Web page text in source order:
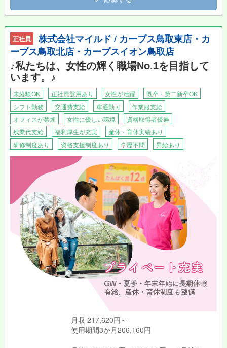
度指数調査）フィットネスクラブ部門」）
★カーブスで働く魅力★
\カーブスのおすすめポイント/
やっぱり運動が好き。運動・健康にかかわりたい。 だけどプラ
イベートも大事にしたい。カーブスなら両立できます！
★こんな方にお勧め★
・お話するのが好きな方
・人の役に立てる仕事がしたい方
・体を動かすのが好きな方
★自分で考え、行動する力が身につきます！★
「カーブス鳥取東店」「カーブス鳥取北店」「カーブスイオン鳥
取店」を運営するのは、株式会社マイルド。当社では、日々の業
務や研修会を通じて、全スタッフに自分で考え行動する力をみに
つけ、地域に貢献できる人材を育成したいと考えています。
人々が運動を通して病気へのリスクを減らすことが出来れば、地
域の方々がもっと元気になれる、そんなやりがいたっぷりのお仕
事です。
正社員
株式会社マイルド / カーブス鳥取東店・カ
ーブス鳥取北店・カーブスイオン鳥取店
♪私たちは、女性の輝く職場No.1を目指して
います。♪
未経験OK 正社員登用あり 女性が活躍
既卒・第二新卒OK
シフト勤務
交通費支給 車通勤可
作業服支給
オフィスが禁煙
女性に優しい環境
資格取得者優遇
残業代支給
福利厚生が充実
産休・育休実績あり
研修制度あり
資格支援制度あり 学歴不問 昇給あり
月収 217,620円～
使用期間3か月206,160円